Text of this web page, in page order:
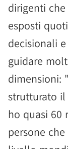
dirigenti
esposti
decisionali
guidare
dimensioni:
strutturato il
ho quasi 60
persone